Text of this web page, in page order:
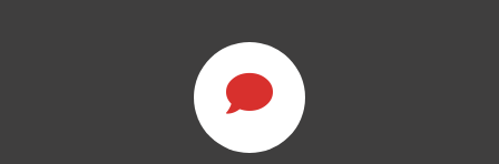
LE MANAGEMENT
ÉQUILIBRÉ